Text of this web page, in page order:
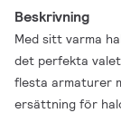
Beskrivning
Med sitt varma
det perfekta
flesta armaturer
ersättning för